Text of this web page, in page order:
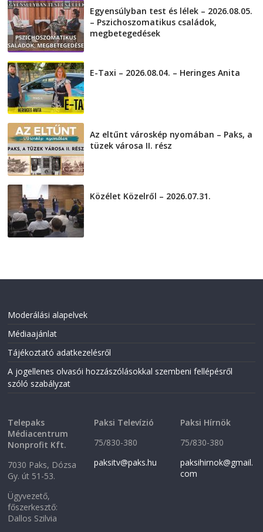
Egyensúlyban test és lélek – 2026.08.05.
– Pszichoszomatikus családok,
megbetegedések
E-Taxi – 2026.08.04. – Heringes Anita
Az eltűnt városkép nyomában – Paks, a
tüzek városa II. rész
Közélet Közelről – 2026.07.31.
Moderálási alapelvek
Médiaajánlat
Tájékoztató adatkezelésről
A jogellenes olvasói hozzászólásokkal szembeni fellépésről
szóló szabályzat
Telepaks
Médiacentrum
Nonprofit Kft.
7030 Paks, Dózsa
Gy. út 51-53.
Ügyvezető,
főszerkesztő:
Dallos Szilvia
Paksi Televízió
75/830-380
paksitv@paks.hu
Paksi Hírnök
75/830-380
paksihirnok@gmail.
com